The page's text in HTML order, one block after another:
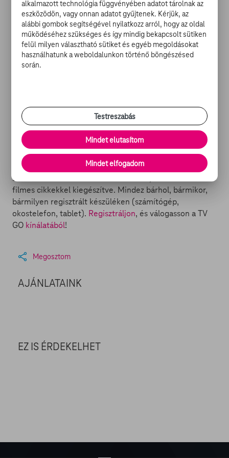
ezáltal továbbjutást - érő gól megszerzésére is, ám nem
tudott élni vele.
Ezzel a B csoportból első helyen Spanyolország (5
ponttal), a másodikon Portugália (szintén 5 ponttal)
jutott tovább a nyolcaddöntőbe. A harmadik helyen Irán
találkoznak a nyolcaddöntőben.
Forrás: MTI
Mi a
? Egy szórakoztató portál, ahol filmeket,
sorozatokat és tévéműsorokat nézhet, friss hírekkel és
filmes cikkekkel kiegészítve. Mindez bárhol, bármikor,
bármilyen regisztrált készüléken (számítógép,
okostelefon, tablet). Regisztráljon, és válogasson a TV
GO kínálatából!
Megosztom
AJÁNLATAINK
EZ IS ÉRDEKELHET
alkalmazott technológia függvényében adatot tárolnak az
eszközödön, vagy onnan adatot gyűjtenek. Kérjük, az
alábbi gombok segítségével nyilatkozz arról, hogy az oldal
működéséhez szükséges és így mindig bekapcsolt sütiken
felül milyen választható sütiket és egyéb megoldásokat
használhatunk a weboldalunkon történő böngészésed
során.
Testreszabás
Mindet elutasítom
Mindet elfogadom